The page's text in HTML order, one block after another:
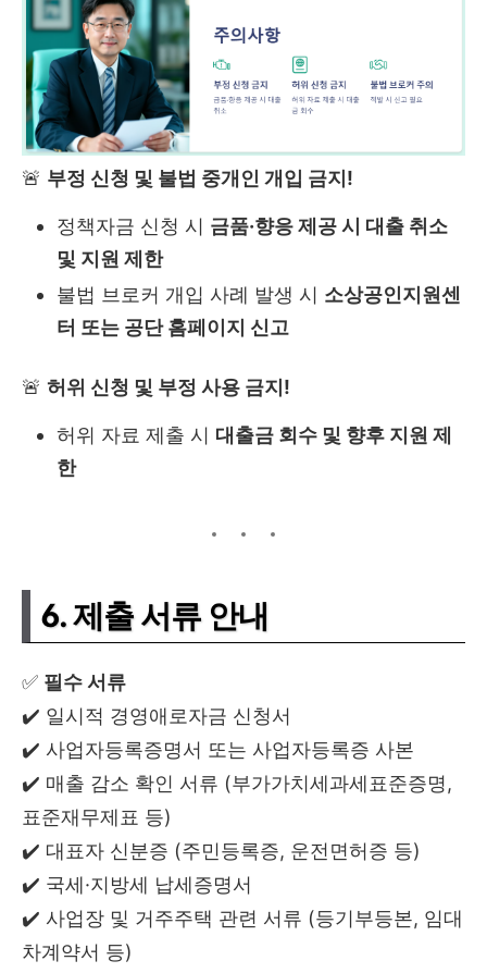
🚨 부정 신청 및 불법 중개인 개입 금지!
정책자금 신청 시 금품·향응 제공 시 대출 취소
및 지원 제한
불법 브로커 개입 사례 발생 시 소상공인지원센
터 또는 공단 홈페이지 신고
🚨 허위 신청 및 부정 사용 금지!
허위 자료 제출 시 대출금 회수 및 향후 지원 제
한
6. 제출 서류 안내
✅ 필수 서류
✔️ 일시적 경영애로자금 신청서
✔️ 사업자등록증명서 또는 사업자등록증 사본
✔️ 매출 감소 확인 서류 (부가가치세과세표준증명,
표준재무제표 등)
✔️ 대표자 신분증 (주민등록증, 운전면허증 등)
✔️ 국세·지방세 납세증명서
✔️ 사업장 및 거주주택 관련 서류 (등기부등본, 임대
차계약서 등)